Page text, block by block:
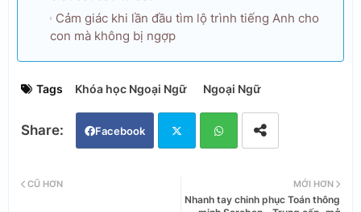
Cảm giác khi lần đầu tìm lộ trình tiếng Anh cho
con mà không bị ngợp
Tags Khóa học Ngoại Ngữ Ngoại Ngữ
Facebook
tter ats
MỚI HƠN
Nhanh tay chinh phục Toán thông
CŨ HƠN